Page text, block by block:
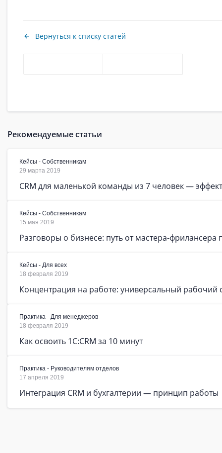
Вернуться к списку статей
Рекомендуемые статьи
Кейсы - Собственникам
29 марта 2019
CRM для маленькой команды из 7 человек —
Кейсы - Собственникам
15 мая 2019
Разговоры о бизнесе: путь от мастера-
Кейсы - Для всех
18 февраля 2019
Концентрация на работе: универсальный рабочий
Практика - Для менеджеров
18 февраля 2019
Как освоить 1C:CRM за 10 минут
Практика - Руководителям отделов
17 апреля 2019
Интеграция CRM и бухгалтерии — принцип работы